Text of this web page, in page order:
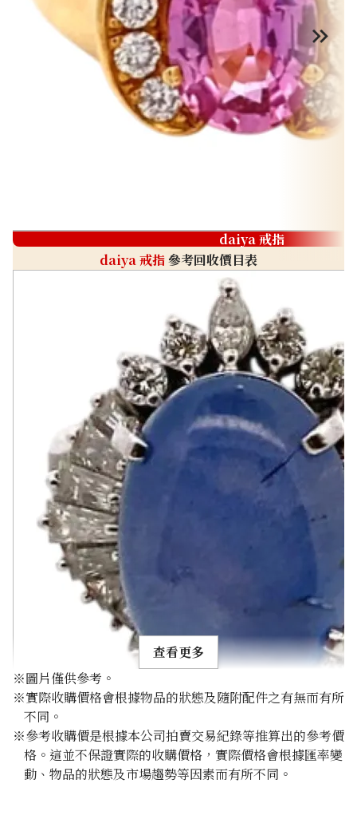
daiya 戒指
daiya 戒指參考回收價目表
Pt･Pm900 Star Sapphire Diamond Ring 10.97ct
參考回收價
查看更多
※圖片僅供參考。
※實際收購價格會根據物品的狀態及隨附配件之有無而有所
不同。
※參考收購價是根據本公司拍賣交易紀錄等推算出的參考價
格。這並不保證實際的收購價格，實際價格會根據匯率變
動、物品的狀態及市場趨勢等因素而有所不同。